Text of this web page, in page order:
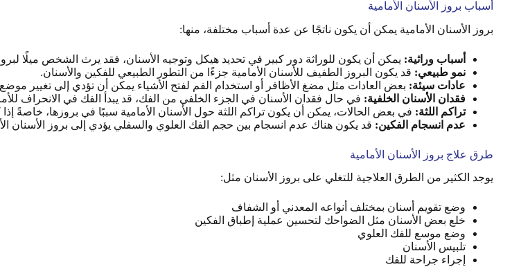
أسباب بروز الأسنان الأمامية
بروز الأسنان الأمامية يمكن أن يكون ناتجًا عن عدة أسباب مختلفة، منها:
أسباب وراثية: يمكن أن يكون للوراثة دور كبير في تحديد هيكل وتوجيه الأسنان، فقد يرث الشخص ميلًا لبروز
نمو طبيعي: قد يكون البروز الطفيف للأسنان الأمامية جزءًا من التطور الطبيعي للفكين والأسنان.
عادات سيئة: بعض العادات مثل مضغ الأظافر أو استخدام الفم لفتح الأشياء يمكن أن تؤدي إلى تغيير
فقدان الأسنان الخلفية: في حال فقدان الأسنان في الجزء الخلفي من الفك، قد يبدأ الفك في الانحراف
تراكم اللثة: في بعض الحالات، يمكن أن يكون تراكم اللثة حول الأسنان الأمامية سببًا في بروزها، خاصةً إذا
عدم انسجام الفكين: قد يكون هناك عدم انسجام بين حجم الفك العلوي والسفلي يؤدي إلى بروز الأسنان
طرق علاج بروز الأسنان الأمامية
يوجد الكثير من الطرق العلاجية للتغلي على بروز الأسنان مثل:
وضع تقويم أسنان بمختلف أنواعه المعدني أو الشفاف
خلع بعض الأسنان مثل الضواحك لتحسين عملية إطباق الفكين
وضع موسع للفك العلوي
تلبيس الأسنان
إجراء جراحة للفك